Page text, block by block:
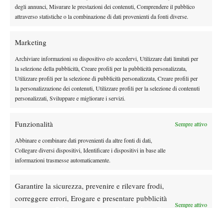
degli annunci, Misurare le prestazioni dei contenuti, Comprendere il pubblico
attraverso statistiche o la combinazione di dati provenienti da fonti diverse.
Marketing
Archiviare informazioni su dispositivo e/o accedervi, Utilizzare dati limitati per
la selezione della pubblicità, Creare profili per la pubblicità personalizzata,
Utilizzare profili per la selezione di pubblicità personalizzata, Creare profili per
la personalizzazione dei contenuti, Utilizzare profili per la selezione di contenuti
personalizzati, Sviluppare e migliorare i servizi.
Funzionalità Sempre attivo
Abbinare e combinare dati provenienti da altre fonti di dati,
Collegare diversi dispositivi, Identificare i dispositivi in base alle
informazioni trasmesse automaticamente.
Garantire la sicurezza, prevenire e rilevare frodi,
correggere errori, Erogare e presentare pubblicità
Sempre attivo
Martellenghi vs Covi
DI TENDENZA
Masters 1000 Montreal 2026: programma,
Arnaldi apre sul Centrale
Atp News
rimonta Shang e vola agli ottavi